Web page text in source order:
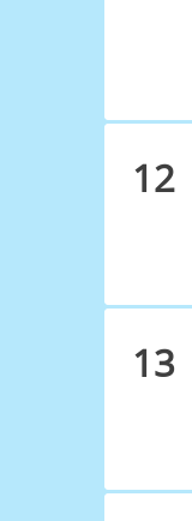
12
13